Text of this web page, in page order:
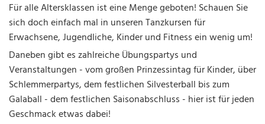
Für alle Altersklassen ist eine Menge geboten! Schauen Sie
sich doch einfach mal in unseren Tanzkursen für
Erwachsene, Jugendliche, Kinder und Fitness ein wenig um!
Daneben gibt es zahlreiche Übungspartys und
Veranstaltungen - vom großen Prinzessintag für Kinder, über
Schlemmerpartys, dem festlichen Silvesterball bis zum
Galaball - dem festlichen Saisonabschluss - hier ist für jeden
Geschmack etwas dabei!